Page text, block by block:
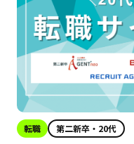
転職 第二新卒・20代